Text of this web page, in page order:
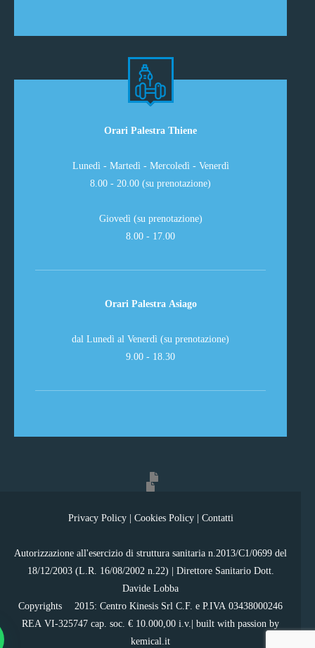
Orari Palestra Thiene
Lunedì - Martedì - Mercoledì - Venerdì
8.00 - 20.00 (su prenotazione)
Giovedì (su prenotazione)
8.00 - 17.00
Orari Palestra Asiago
dal Lunedì al Venerdì (su prenotazione)
9.00 - 18.30
Privacy Policy| Cookies Policy| Contatti
Autorizzazione all'esercizio di struttura sanitaria n.2013/C1/0699 del
18/12/2003 (L.R. 16/08/2002 n.22) | Direttore Sanitario Dott.
Davide Lobba
Copyrights ©2015: Centro Kinesis Srl C.F. e P.IVA 03438000246
REA VI-325747 cap. soc. € 10.000,00 i.v.| built with passion by
kemical.it